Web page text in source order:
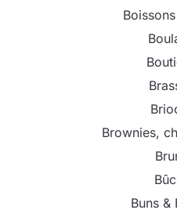
Brownies,
Buns &